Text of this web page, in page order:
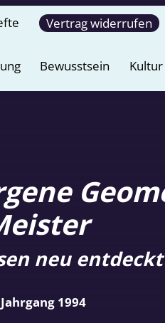
Vertrag widerrufen
Bewusstsein Kultur
neu entdeckt
Jahrgang 1994